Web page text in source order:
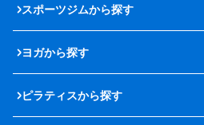
スポーツジムから探す
ヨガから探す
ピラティスから探す